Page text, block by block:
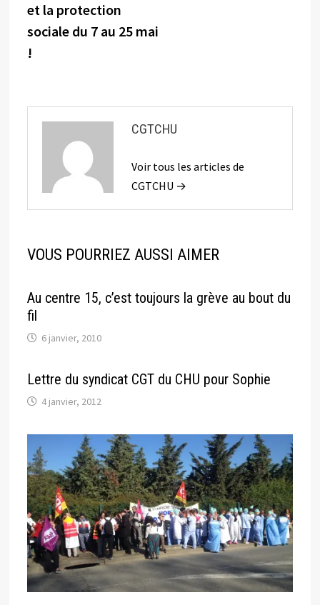
et la protection
sociale du 7 au 25 mai
!
CGTCHU
Voir tous les articles de
CGTCHU →
VOUS POURRIEZ AUSSI AIMER
Au centre 15, c’est toujours la grève au bout du
fil
6 janvier, 2010
Lettre du syndicat CGT du CHU pour Sophie
4 janvier, 2012